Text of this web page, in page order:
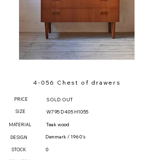
4-056 Chest of drawers
PRICE SOLD OUT
SIZE W795 D405 H1055
MATERIAL Teak wood
DESIGN Denmark / 1960's
STOCK 0